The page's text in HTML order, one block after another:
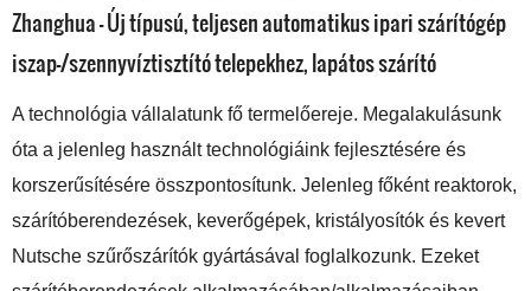
Zhanghua - Új típusú, teljesen automatikus ipari szárítógép
iszap-/szennyvíztisztító telepekhez, lapátos szárító
A technológia vállalatunk fő termelőereje. Megalakulásunk
óta a jelenleg használt technológiáink fejlesztésére és
korszerűsítésére összpontosítunk. Jelenleg főként reaktorok,
szárítóberendezések, keverőgépek, kristályosítók és kevert
Nutsche szűrőszárítók gyártásával foglalkozunk. Ezeket